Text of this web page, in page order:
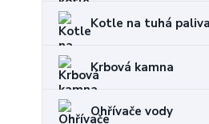
Kotle na tuhá paliva
Krbová kamna
Ohřívače vody